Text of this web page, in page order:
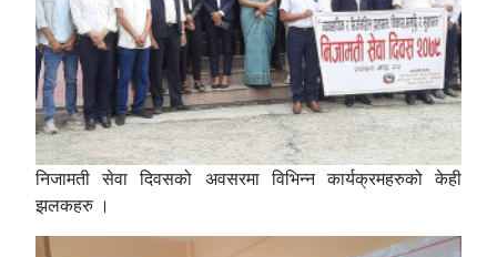
निजामती सेवा दिवसको अवसरमा विभिन्न कार्यक्रमहरुको केही
झलकहरु ।